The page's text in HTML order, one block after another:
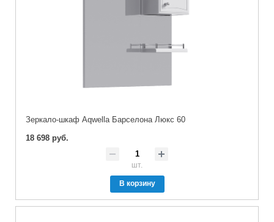
Зеркало-шкаф Aqwella Барселона Люкс 60
18 698 руб.
шт.
В корзину